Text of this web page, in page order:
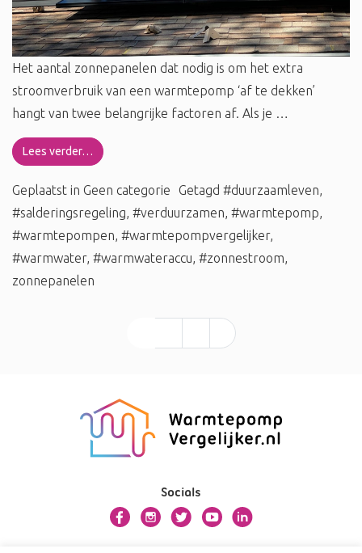
Het aantal zonnepanelen dat nodig is om het extra
stroomverbruik van een warmtepomp ‘af te dekken’
hangt van twee belangrijke factoren af. Als je …
Lees verder…
Geplaatst in Geen categorie Getagd #duurzaamleven,
#salderingsregeling, #verduurzamen, #warmtepomp,
#warmtepompen, #warmtepompvergelijker,
#warmwater, #warmwateraccu, #zonnestroom,
zonnepanelen
Socials